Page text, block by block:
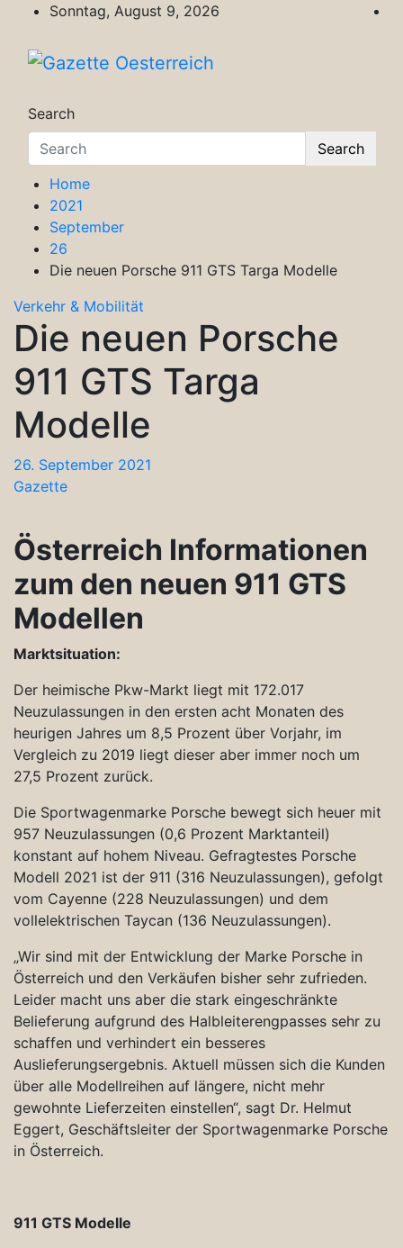
content
Sonntag, August 9, 2026
Search
Search
Home
2021
September
26
Die neuen Porsche 911 GTS Targa Modelle
Verkehr & Mobilität
Die neuen Porsche
911 GTS Targa
Modelle
26. September 2021
Gazette
Österreich Informationen
zum den neuen 911 GTS
Modellen
Marktsituation:
Der heimische Pkw-Markt liegt mit 172.017
Neuzulassungen in den ersten acht Monaten des
heurigen Jahres um 8,5 Prozent über Vorjahr, im
Vergleich zu 2019 liegt dieser aber immer noch um
27,5 Prozent zurück.
Die Sportwagenmarke Porsche bewegt sich heuer mit
957 Neuzulassungen (0,6 Prozent Marktanteil)
konstant auf hohem Niveau. Gefragtestes Porsche
Modell 2021 ist der 911 (316 Neuzulassungen), gefolgt
vom Cayenne (228 Neuzulassungen) und dem
vollelektrischen Taycan (136 Neuzulassungen).
„Wir sind mit der Entwicklung der Marke Porsche in
Österreich und den Verkäufen bisher sehr zufrieden.
Leider macht uns aber die stark eingeschränkte
Belieferung aufgrund des Halbleiterengpasses sehr zu
schaffen und verhindert ein besseres
Auslieferungsergebnis. Aktuell müssen sich die Kunden
über alle Modellreihen auf längere, nicht mehr
gewohnte Lieferzeiten einstellen“, sagt Dr. Helmut
Eggert, Geschäftsleiter der Sportwagenmarke Porsche
in Österreich.
911 GTS Modelle